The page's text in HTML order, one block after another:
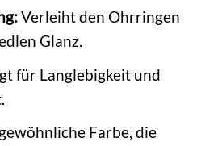
Verleiht den Ohrringen
Glanz.
für Langlebigkeit und
Farbe, die